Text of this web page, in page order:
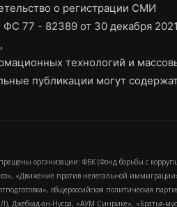
о регистрации СМИ
77 - 82389 от 30 декабря
технологий и
публикации могут
организации: ФБК (Фонд борьбы с
«Движение против нелегальной
общероссийская политическая
Джебхад-ан-Нусра, «АУМ Синрике», «Братья-